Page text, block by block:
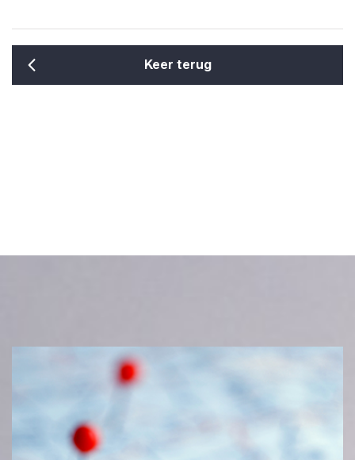
Keer terug